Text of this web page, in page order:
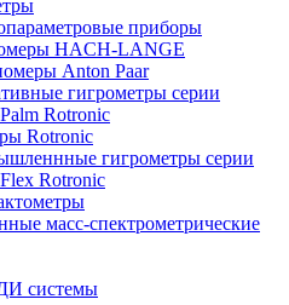
приборы
HACH-LANGE
Anton Paar
гигрометры серии
Rotronic
Rotronic
гигрометры серии
Rotronic
масс-спектрометрические
системы